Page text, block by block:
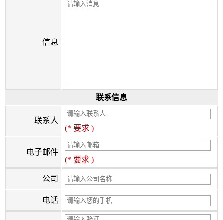
信息
联系信息
联系人
(* 要求 )
电子邮件
(* 要求 )
公司
电话